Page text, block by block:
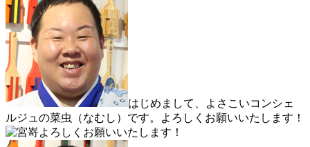
はじめまして、よさこいコンシェ
ルジュの菜虫（なむし）です。よろしくお願いいたします！
よろしくお願いいたします！